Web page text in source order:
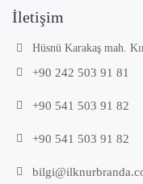
İletişim
Hüsnü Karakaş mah.
+90 242 503 91 81
+90 541 503 91 82
+90 541 503 91 82